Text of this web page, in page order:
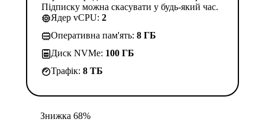
Підписку можна скасувати у будь-який час.
Ядер vCPU: 2
Оперативна пам'ять: 8 ГБ
Диск NVMe: 100 ГБ
Трафік: 8 TБ
Знижка 68%